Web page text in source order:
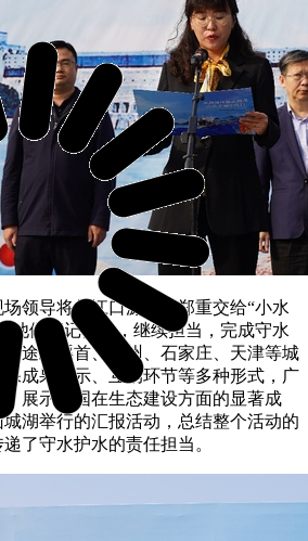
领导将丹江口源头水郑重交给“小水
他们牢记使命，继续担当，完成守水
途经渠首、郑州、石家庄、天津等城
成果展示、互动环节等多种形式，广
展示我国在生态建设方面的显著成
湖举行的汇报活动，总结整个活动的
了守水护水的责任担当。